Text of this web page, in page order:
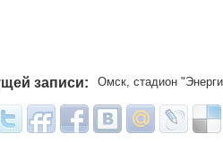
записи: Омск, стадион